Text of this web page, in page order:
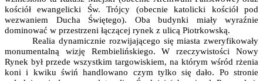
kościół ewangelicki Św. Trójcy (obecnie katolicki kościół pod
wezwaniem Ducha Świętego). Oba budynki miały wyraźnie
dominować w przestrzeni łączącej rynek z ulicą Piotrkowską.
Realia dynamicznie rozwijającego się miasta zweryfikowały
monumentalną wizję Rembielińskiego. W rzeczywistości Nowy
Rynek był przede wszystkim targowiskiem, na którym wśród rżenia
koni i kwiku świń handlowano czym tylko się dało. Po stronie